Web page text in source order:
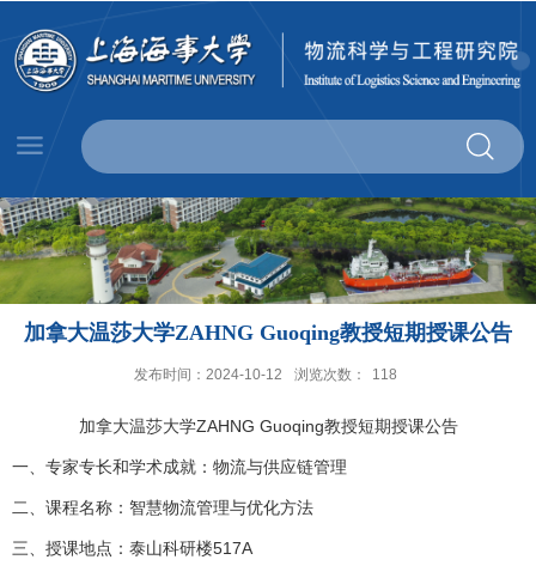
加拿大温莎大学ZAHNG Guoqing教授短期授课公告
发布时间：2024-10-12 浏览次数： 118
加拿大温莎大学ZAHNG Guoqing教授短期授课公告
一、专家专长和学术成就：物流与供应链管理
二、课程名称：智慧物流管理与优化方法
三、授课地点：泰山科研楼517A